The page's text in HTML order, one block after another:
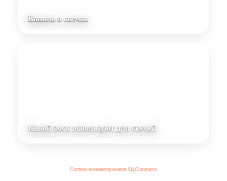
Ваниль в свечах
Какой воск используют для свечей
Система комментирования SigComments